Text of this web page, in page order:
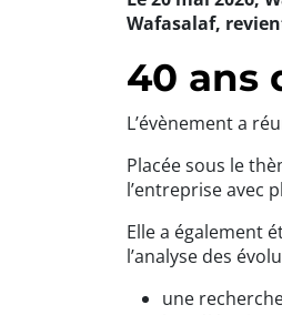
Wafasalaf,
40 ans
L’évènement a
Placée sous le
l’entreprise avec
Elle a également
l’analyse des
une